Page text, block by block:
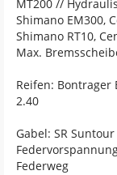
MT200 //
Shimano EM300,
Shimano RT10,
Max.
Reifen: Bontrager
2.40
Gabel: SR
Federweg